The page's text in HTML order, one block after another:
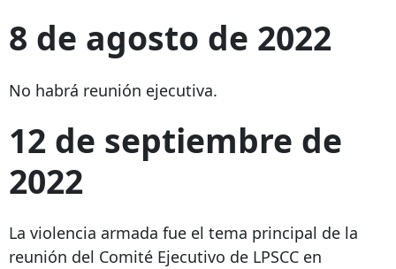
8 de agosto de 2022
No habrá reunión ejecutiva.
12 de septiembre de
2022
La violencia armada fue el tema principal de la
reunión del Comité Ejecutivo de LPSCC en